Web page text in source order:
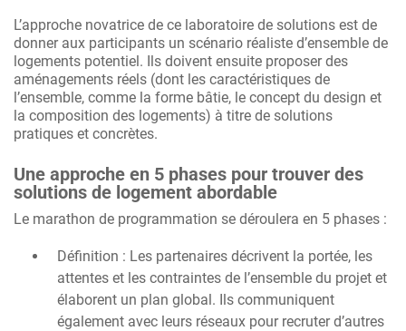
L’approche novatrice de ce laboratoire de solutions est de
donner aux participants un scénario réaliste d’ensemble de
logements potentiel. Ils doivent ensuite proposer des
aménagements réels (dont les caractéristiques de
l’ensemble, comme la forme bâtie, le concept du design et
la composition des logements) à titre de solutions
pratiques et concrètes.
Une approche en 5 phases pour trouver des
solutions de logement abordable
Le marathon de programmation se déroulera en 5 phases :
Définition : Les partenaires décrivent la portée, les
attentes et les contraintes de l’ensemble du projet et
élaborent un plan global. Ils communiquent
également avec leurs réseaux pour recruter d’autres